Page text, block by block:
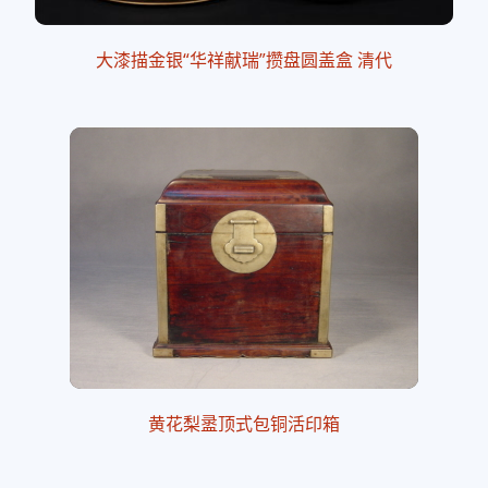
大漆描金银“华祥献瑞”攒盘圆盖盒 清代
黄花梨盝顶式包铜活印箱